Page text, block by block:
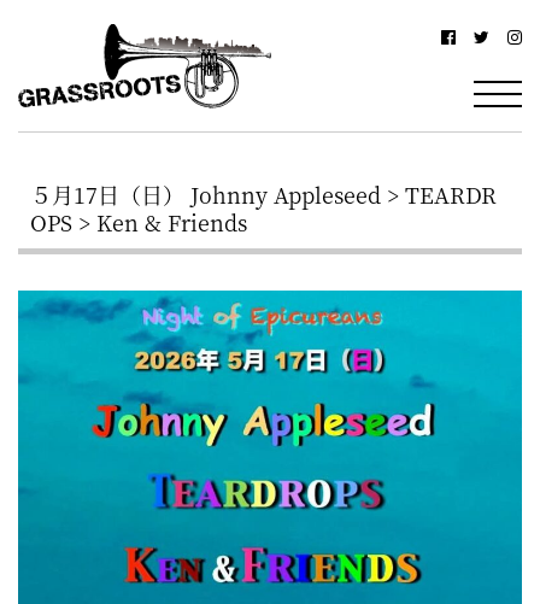
浜
グ
ス
ル
ー
–
YOKOHAMA
Grassroots
駅
北
西
口
か
ら
徒
歩
分・
５月17日（日） Johnny Appleseed > TEARDR
OPS > Ken & Friends